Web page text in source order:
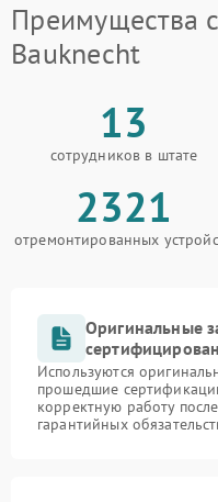
Преимущества
Bauknecht
13
сотрудников в штате
2321
отремонтированных
Оригинальные
Используются
прошедшие
корректную работу
гарантийных